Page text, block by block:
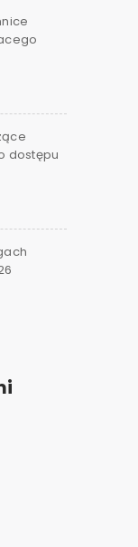
dostępu